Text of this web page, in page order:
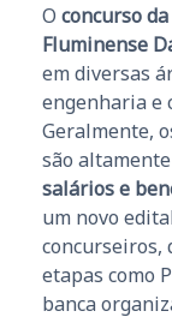
O concurso
Fluminense
em diversas
engenharia e
Geralmente,
são
salários e
um novo
concurseiros,
etapas como
banca